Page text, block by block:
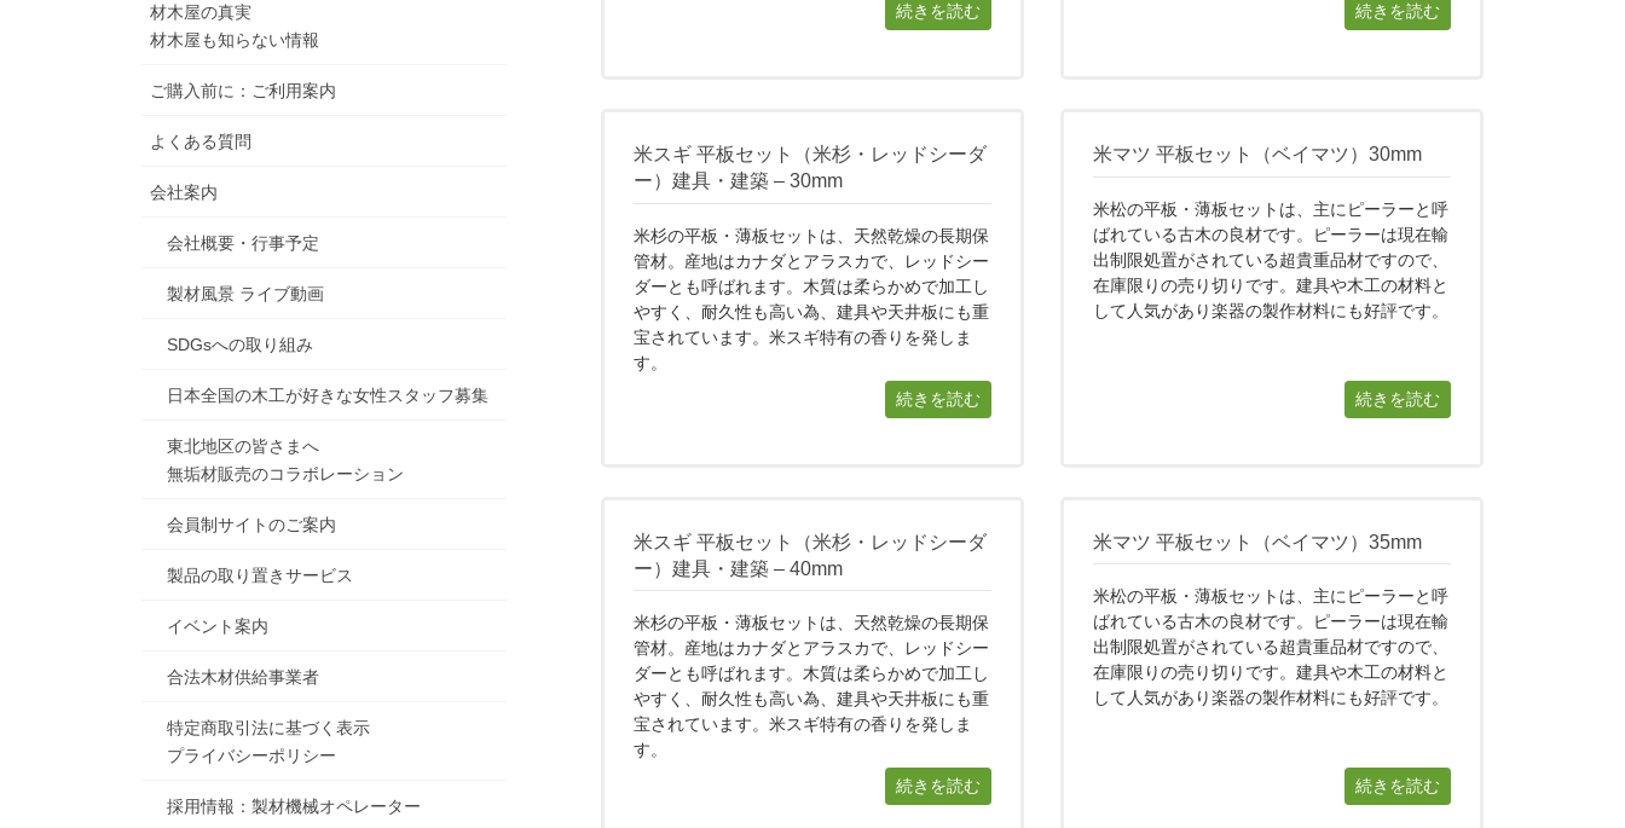
続きを読む
続きを読む
米スギ 平板セット（米杉・レッドシーダ
ー）建具・建築 – 30mm
米杉の平板・薄板セットは、天然乾燥の長期保
管材。産地はカナダとアラスカで、レッドシー
ダーとも呼ばれます。木質は柔らかめで加工し
やすく、耐久性も高い為、建具や天井板にも重
宝されています。米スギ特有の香りを発しま
す。
続きを読む
米マツ 平板セット（ベイマツ）30mm
米松の平板・薄板セットは、主にピーラーと呼
ばれている古木の良材です。ピーラーは現在輸
出制限処置がされている超貴重品材ですので、
在庫限りの売り切りです。建具や木工の材料と
して人気があり楽器の製作材料にも好評です。
続きを読む
米スギ 平板セット（米杉・レッドシーダ
ー）建具・建築 – 40mm
米杉の平板・薄板セットは、天然乾燥の長期保
管材。産地はカナダとアラスカで、レッドシー
ダーとも呼ばれます。木質は柔らかめで加工し
やすく、耐久性も高い為、建具や天井板にも重
宝されています。米スギ特有の香りを発しま
す。
続きを読む
米マツ 平板セット（ベイマツ）35mm
米松の平板・薄板セットは、主にピーラーと呼
ばれている古木の良材です。ピーラーは現在輸
出制限処置がされている超貴重品材ですので、
在庫限りの売り切りです。建具や木工の材料と
して人気があり楽器の製作材料にも好評です。
続きを読む
材木屋の真実
材木屋も知らない情報
ご購入前に：ご利用案内
よくある質問
会社案内
会社概要・行事予定
製材風景 ライブ動画
SDGsへの取り組み
日本全国の木工が好きな女性スタッフ募集
東北地区の皆さまへ
無垢材販売のコラボレーション
会員制サイトのご案内
製品の取り置きサービス
イベント案内
合法木材供給事業者
特定商取引法に基づく表示
プライバシーポリシー
採用情報：製材機械オペレーター